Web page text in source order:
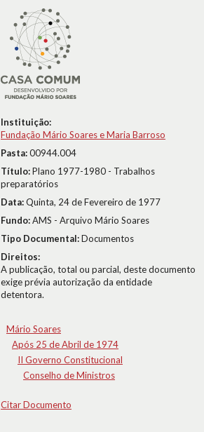
Instituição:
Fundação Mário Soares e Maria Barroso
Pasta:00944.004
Título:Plano 1977-1980 - Trabalhos
preparatórios
Data:Quinta, 24 de Fevereiro de 1977
Fundo:AMS - Arquivo Mário Soares
Tipo Documental:Documentos
Direitos:
A publicação, total ou parcial, deste documento
exige prévia autorização da entidade
detentora.
Mário Soares
Após 25 de Abril de 1974
II Governo Constitucional
Conselho de Ministros
Citar Documento